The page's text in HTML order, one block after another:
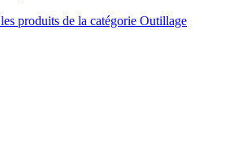
produits de la catégorie Outillage